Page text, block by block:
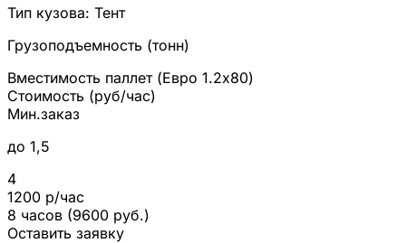
Тип кузова: Тент
Грузоподъемность (тонн)
Вместимость паллет (Евро 1.2x80)
Стоимость (руб/час)
Мин.заказ
до 1,5
4
1200 р/час
8 часов (9600 руб.)
Оставить заявку